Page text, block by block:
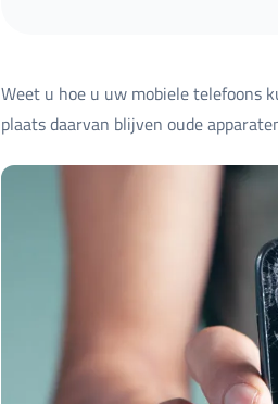
Weet u hoe u uw mobiele telefoons
plaats daarvan blijven oude